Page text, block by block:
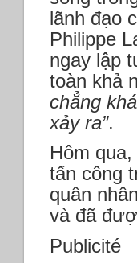
lãnh đạo
Philippe
ngay lập
toàn khả
chẳng
xảy ra”.
Hôm
tấn công
quân
và đã
Publicité